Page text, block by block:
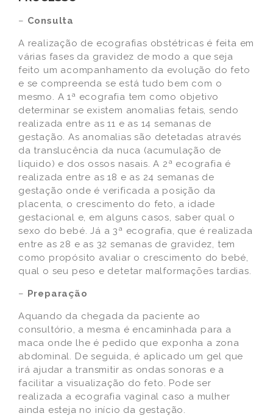
– Consulta
A realização de ecografias obstétricas é feita em
várias fases da gravidez de modo a que seja
feito um acompanhamento da evolução do feto
e se compreenda se está tudo bem com o
mesmo. A 1ª ecografia tem como objetivo
determinar se existem anomalias fetais, sendo
realizada entre as 11 e as 14 semanas de
gestação. As anomalias são detetadas através
da translucência da nuca (acumulação de
líquido) e dos ossos nasais. A 2ª ecografia é
realizada entre as 18 e as 24 semanas de
gestação onde é verificada a posição da
placenta, o crescimento do feto, a idade
gestacional e, em alguns casos, saber qual o
sexo do bebé. Já a 3ª ecografia, que é realizada
entre as 28 e as 32 semanas de gravidez, tem
como propósito avaliar o crescimento do bebé,
qual o seu peso e detetar malformações tardias.
– Preparação
Aquando da chegada da paciente ao
consultório, a mesma é encaminhada para a
maca onde lhe é pedido que exponha a zona
abdominal. De seguida, é aplicado um gel que
irá ajudar a transmitir as ondas sonoras e a
facilitar a visualização do feto. Pode ser
realizada a ecografia vaginal caso a mulher
ainda esteja no início da gestação.